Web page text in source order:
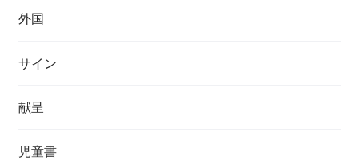
外国
サイン
献呈
児童書